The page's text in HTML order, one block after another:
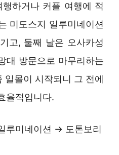
하거나 커플 여행에 적
미도스지 일루미네이션
고, 둘째 날은 오사카성
대 방문으로 마무리하는
일몰이 시작되니 그 전에
율적입니다.
루미네이션 → 도톤보리